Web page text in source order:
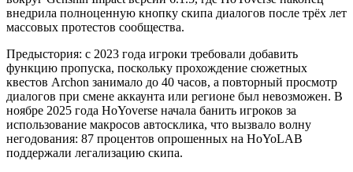
внедрила полноценную кнопку скипа диалогов после трёх лет
массовых протестов сообщества.
Предыстория: с 2023 года игроки требовали добавить
функцию пропуска, поскольку прохождение сюжетных
квестов Archon занимало до 40 часов, а повторный просмотр
диалогов при смене аккаунта или регионе был невозможен. В
ноябре 2025 года HoYoverse начала банить игроков за
использование макросов автосклика, что вызвало волну
негодования: 87 процентов опрошенных на HoYoLAB
поддержали легализацию скипа.